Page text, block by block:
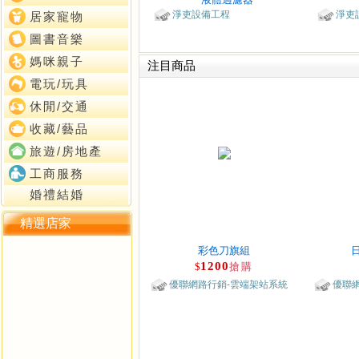
居家寵物
圖書音樂
媽咪親子
電玩/玩具
休閒/交通
收藏/藝品
旅遊/房地產
工商服務
婚禮結婚
精選店家
淨吏設備工程 淨吏
注目商品
彩色刀旗組
$1200搶購
優聯網路行銷-雲端架站系統 優聯